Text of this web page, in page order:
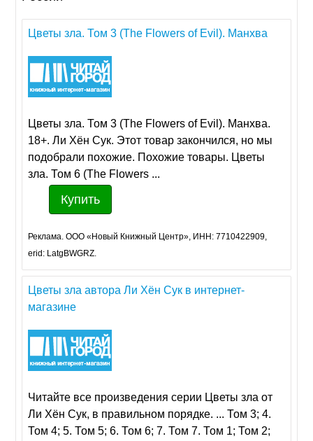
Цветы зла. Том 3 (The Flowers of Evil). Манхва
Цветы зла. Том 3 (The Flowers of Evil). Манхва.
18+. Ли Хён Сук. Этот товар закончился, но мы
подобрали похожие. Похожие товары. Цветы
зла. Том 6 (The Flowers ...
Купить
Реклама. ООО «Новый Книжный Центр», ИНН: 7710422909,
erid: LatgBWGRZ.
Цветы зла автора Ли Хён Сук в интернет-
магазине
Читайте все произведения серии Цветы зла от
Ли Хён Сук, в правильном порядке. ... Том 3; 4.
Том 4; 5. Том 5; 6. Том 6; 7. Том 7. Том 1; Том 2;